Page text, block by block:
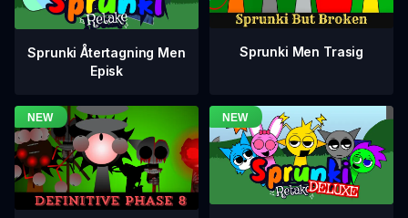
Sprunki Återtagning Men
Episk
Sprunki Men Trasig